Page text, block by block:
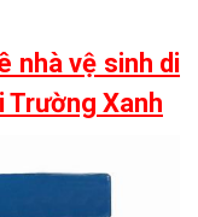
nhà vệ sinh di
Xanh